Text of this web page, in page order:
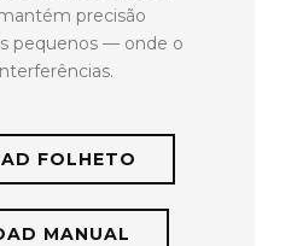
precisão
pequenos — onde o
FOLHETO
MANUAL